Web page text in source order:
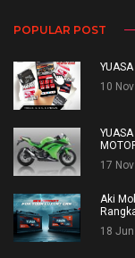
POPULAR POST
10
17
Aki
18